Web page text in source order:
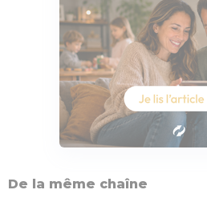
De la même chaîne